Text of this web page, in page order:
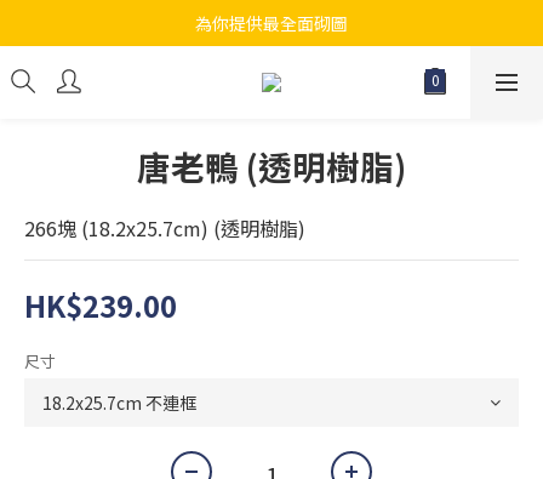
江帆天楊砌圖
為你提供最全面砌圖
無論大人小朋友都會搵到佢哋最鐘意既砌圖
唐老鴨 (透明樹脂)
266塊 (18.2x25.7cm) (透明樹脂)
HK$239.00
尺寸